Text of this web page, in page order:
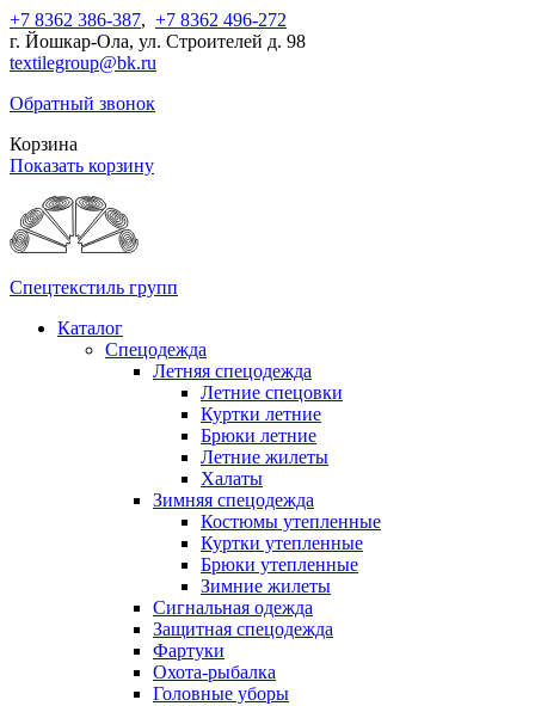
+7 8362 386-387, +7 8362 496-272
г. Йошкар-Ола, ул. Строителей д. 98
textilegroup@bk.ru
Обратный звонок
Корзина
Показать корзину
Спецтекстиль групп
Каталог
Спецодежда
Летняя спецодежда
Летние спецовки
Куртки летние
Брюки летние
Летние жилеты
Халаты
Зимняя спецодежда
Костюмы утепленные
Куртки утепленные
Брюки утепленные
Зимние жилеты
Сигнальная одежда
Защитная спецодежда
Фартуки
Охота-рыбалка
Головные уборы